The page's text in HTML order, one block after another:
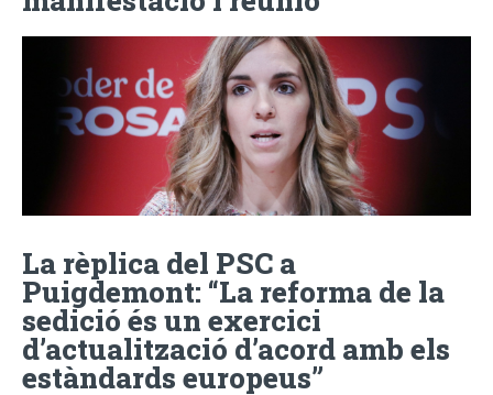
La rèplica del PSC a
Puigdemont: “La reforma de la
sedició és un exercici
d’actualització d’acord amb els
estàndards europeus”